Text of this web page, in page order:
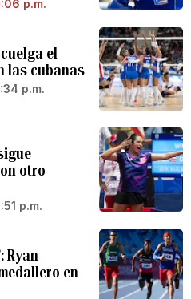
p.m.
el
las cubanas
p.m.
otro
p.m.
Ryan
en